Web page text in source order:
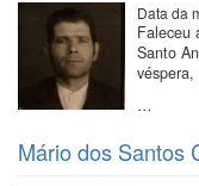
Data da
Faleceu
Santo
…
Mário dos Santos